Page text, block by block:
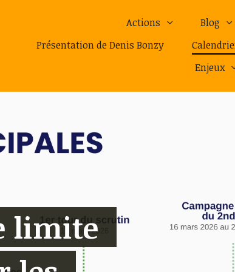
Actions
Blog
Présentation de Denis Bonzy
Enjeux
limite